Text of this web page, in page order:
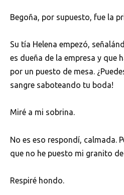
Begoña, por supuesto, fue la
Su tía Helena empezó,
es dueña de la empresa y que
por un puesto de mesa.
sangre saboteando tu boda!
Miré a mi sobrina.
No es eso respondí, calmada.
que no he puesto mi granito
Respiré hondo.